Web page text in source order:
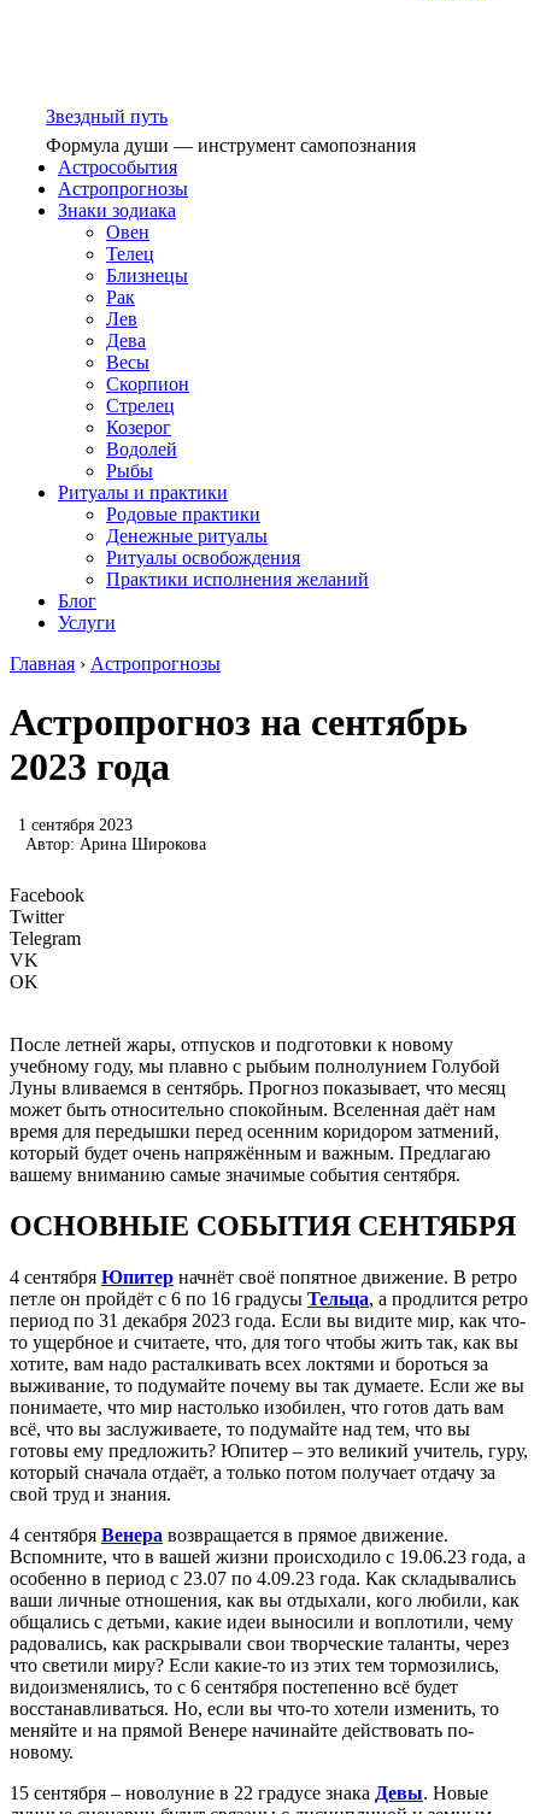
Звездный путь
Формула души — инструмент самопознания
Астрособытия
Астропрогнозы
Знаки зодиака
Овен
Телец
Близнецы
Рак
Лев
Дева
Весы
Скорпион
Стрелец
Козерог
Водолей
Рыбы
Ритуалы и практики
Родовые практики
Денежные ритуалы
Ритуалы освобождения
Практики исполнения желаний
Блог
Услуги
Главная › Астропрогнозы
Астропрогноз на сентябрь
2023 года
1 сентября 2023
Автор: Арина Широкова
Facebook
Twitter
Telegram
VK
OK
После летней жары, отпусков и подготовки к новому
учебному году, мы плавно с рыбьим полнолунием Голубой
Луны вливаемся в сентябрь. Прогноз показывает, что месяц
может быть относительно спокойным. Вселенная даёт нам
время для передышки перед осенним коридором затмений,
который будет очень напряжённым и важным. Предлагаю
вашему вниманию самые значимые события сентября.
ОСНОВНЫЕ СОБЫТИЯ СЕНТЯБРЯ
4 сентября Юпитер начнёт своё попятное движение. В ретро
петле он пройдёт с 6 по 16 градусы Тельца, а продлится ретро
период по 31 декабря 2023 года. Если вы видите мир, как что-
то ущербное и считаете, что, для того чтобы жить так, как вы
хотите, вам надо расталкивать всех локтями и бороться за
выживание, то подумайте почему вы так думаете. Если же вы
понимаете, что мир настолько изобилен, что готов дать вам
всё, что вы заслуживаете, то подумайте над тем, что вы
готовы ему предложить? Юпитер – это великий учитель, гуру,
который сначала отдаёт, а только потом получает отдачу за
свой труд и знания.
4 сентября Венера возвращается в прямое движение.
Вспомните, что в вашей жизни происходило с 19.06.23 года, а
особенно в период с 23.07 по 4.09.23 года. Как складывались
ваши личные отношения, как вы отдыхали, кого любили, как
общались с детьми, какие идеи выносили и воплотили, чему
радовались, как раскрывали свои творческие таланты, через
что светили миру? Если какие-то из этих тем тормозились,
видоизменялись, то с 6 сентября постепенно всё будет
восстанавливаться. Но, если вы что-то хотели изменить, то
меняйте и на прямой Венере начинайте действовать по-
новому.
15 сентября – новолуние в 22 градусе знака Девы. Новые